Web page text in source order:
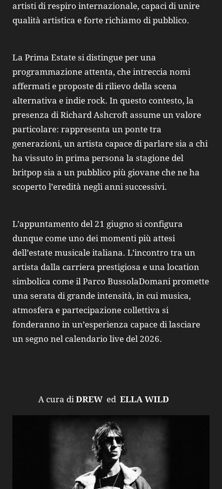
artisti di respiro internazionale, capaci di unire
qualità artistica e forte richiamo di pubblico.
La Prima Estate si distingue per una
programmazione attenta, che intreccia nomi
affermati e proposte di rilievo della scena
alternativa e indie rock. In questo contesto, la
presenza di Richard Ashcroft assume un valore
particolare: rappresenta un ponte tra
generazioni, un artista capace di parlare sia a chi
ha vissuto in prima persona la stagione del
britpop sia a un pubblico più giovane che ne ha
scoperto l’eredità negli anni successivi.
L’appuntamento del 21 giugno si configura
dunque come uno dei momenti più attesi
dell’estate musicale italiana. L’incontro tra un
artista dalla carriera prestigiosa e una location
simbolica come il Parco BussolaDomani promette
una serata di grande intensità, in cui musica,
atmosfera e partecipazione collettiva si
fonderanno in un’esperienza capace di lasciare
un segno nel calendario live del 2026.
A cura di DREW ed ELLA WILD